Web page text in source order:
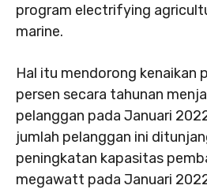
program electrifying
marine.
Hal itu mendorong kenaikan
persen secara tahunan
pelanggan pada Januari
jumlah pelanggan ini
peningkatan kapasitas
megawatt pada Januari